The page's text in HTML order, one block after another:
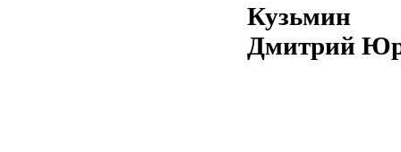
Кузьмин
Дмитрий